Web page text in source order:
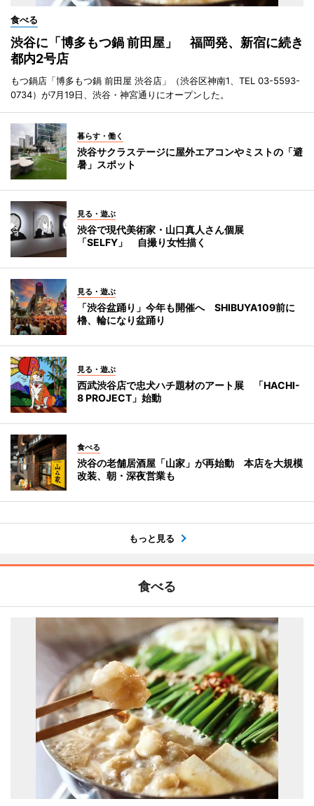
食べる
渋谷に「博多もつ鍋 前田屋」 福岡発、新宿に続き
都内2号店
もつ鍋店「博多もつ鍋 前田屋 渋谷店」（渋谷区神南1、TEL 03-5593-
0734）が7月19日、渋谷・神宮通りにオープンした。
暮らす・働く
渋谷サクラステージに屋外エアコンやミストの「避
暑」スポット
見る・遊ぶ
渋谷で現代美術家・山口真人さん個展
「SELFY」 自撮り女性描く
見る・遊ぶ
「渋谷盆踊り」今年も開催へ SHIBUYA109前に
櫓、輪になり盆踊り
見る・遊ぶ
西武渋谷店で忠犬ハチ題材のアート展 「HACHI-
8 PROJECT」始動
食べる
渋谷の老舗居酒屋「山家」が再始動 本店を大規模
改装、朝・深夜営業も
もっと見る
食べる